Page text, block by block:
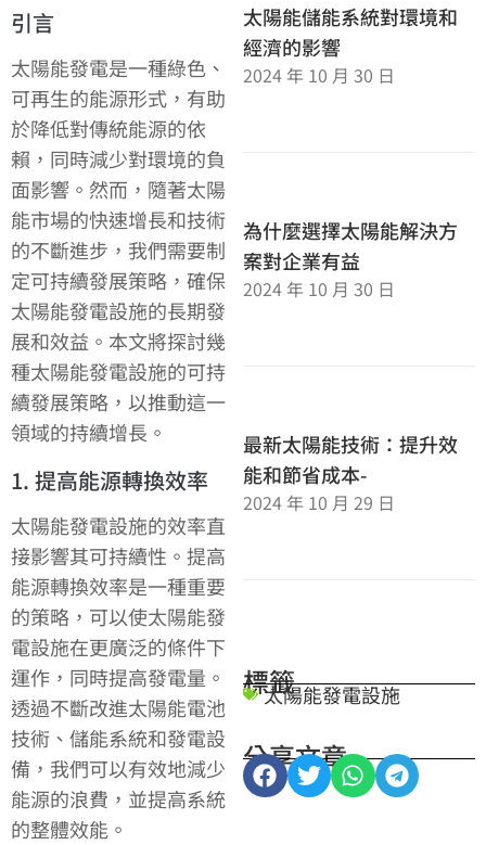
引言
太陽能發電是一種綠色、
可再生的能源形式，有助
於降低對傳統能源的依
賴，同時減少對環境的負
面影響。然而，隨著太陽
能市場的快速增長和技術
的不斷進步，我們需要制
定可持續發展策略，確保
太陽能發電設施的長期發
展和效益。本文將探討幾
種太陽能發電設施的可持
續發展策略，以推動這一
領域的持續增長。
1. 提高能源轉換效率
太陽能發電設施的效率直
接影響其可持續性。提高
能源轉換效率是一種重要
的策略，可以使太陽能發
電設施在更廣泛的條件下
運作，同時提高發電量。
透過不斷改進太陽能電池
技術、儲能系統和發電設
備，我們可以有效地減少
能源的浪費，並提高系統
的整體效能。
太陽能儲能系統對環境和
經濟的影響
2024 年 10 月 30 日
為什麼選擇太陽能解決方
案對企業有益
2024 年 10 月 30 日
最新太陽能技術：提升效
能和節省成本-
2024 年 10 月 29 日
標籤
太陽能發電設施
分享文章